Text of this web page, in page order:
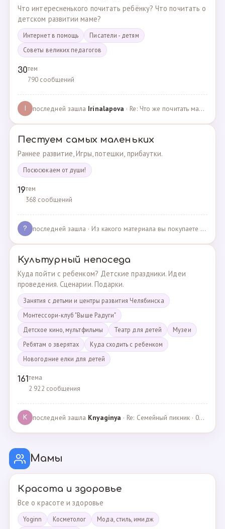
Что интересненького почитать ребёнку? Что почитать о
детском развитии маме?
Интернет в помощь
Писатели - детям
Советы великих педагогов
30тем
790 сообщений
последней зашла Irinalapova · Re: Что же почитать маме о правильном воспитании ре? · 23.02.2025
Пестуем самых маленьких
Раннее развитие, Игры, потешки, прибаутки.
Посюсюкаем от души!
19тем
368 сообщений
? последней зашла · Из какого материала вы покупаете одежду для своих д… · 03.05.2025
Культурный непоседа
Куда пойти с ребенком? Детские праздники. Идеи
проведения. Сценарии. Подарки.
Занятия с детьми и центры развития Челябинска
Монтессори-клуб "Выше Радуги"
Детское кино, мультфильмы
Театр для детей
Музеи
Ребятам о зверятах
Куда сходить с ребенком
Новогодние елки для детей
161тема
2 922 сообщения
K последней зашла Knyaginya · Re: Семейный пикник · 07.05.2025
Мамы
Красота и здоровье
Все о красоте и здоровье
Yoginn Косметолог
Мода, стиль, имидж